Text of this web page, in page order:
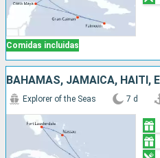
Comidas incluidas
Explorer of the Seas 7 d